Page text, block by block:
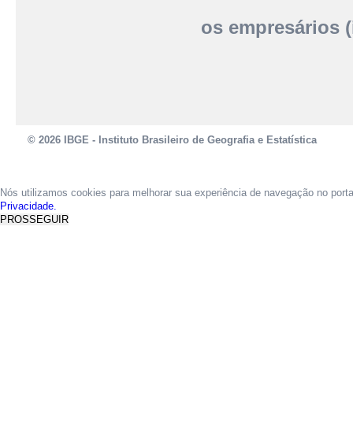
os empresários
© 2026 IBGE - Instituto Brasileiro de Geografia e Estatística
Nós utilizamos cookies para melhorar sua experiência de navegação no
Privacidade.
PROSSEGUIR